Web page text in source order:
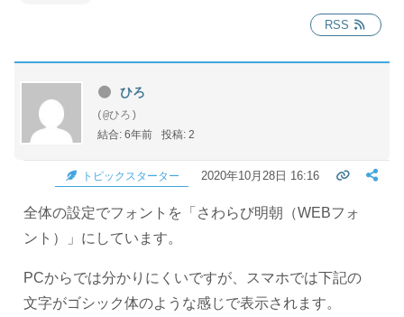
RSS
ひろ
(@ひろ)
結合: 6年前
投稿: 2
トピックスターター 2020年10月28日 16:16
全体の設定でフォントを「さわらび明朝（WEBフォ
ント）」にしています。
PCからでは分かりにくいですが、スマホでは下記の
文字がゴシック体のような感じで表示されます。